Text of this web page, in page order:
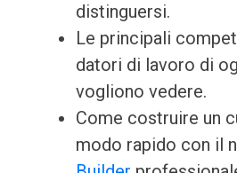
distinguersi.
Le principali
datori di lavoro di
vogliono vedere.
Come costruire un
modo rapido con il